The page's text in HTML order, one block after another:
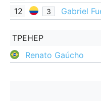
12
З Gabriel
ТРЕНЕР
Renato Gaúcho